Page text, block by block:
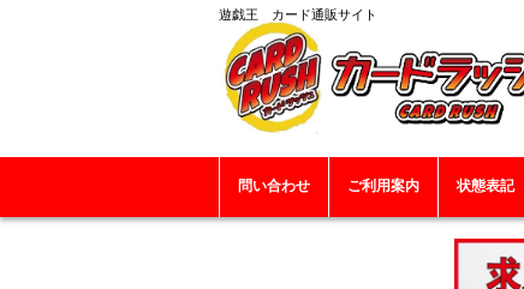
遊戯王 カード通販サイト
問い合わせ ご利用案内 状態表記